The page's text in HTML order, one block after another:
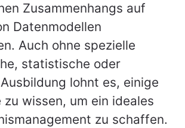
Zusammenhangs auf
Datenmodellen
Auch ohne spezielle
statistische oder
lohnt es, einige
wissen, um ein ideales
zu schaffen.